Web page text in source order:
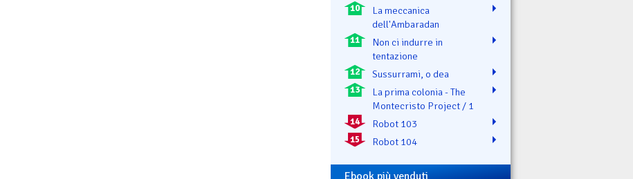
10
La meccanica
dell'Ambaradan
11
Non ci indurre in
tentazione
12 Sussurrami, o dea
13
La prima colonia - The
Montecristo Project / 1
14 Robot 103
15 Robot 104